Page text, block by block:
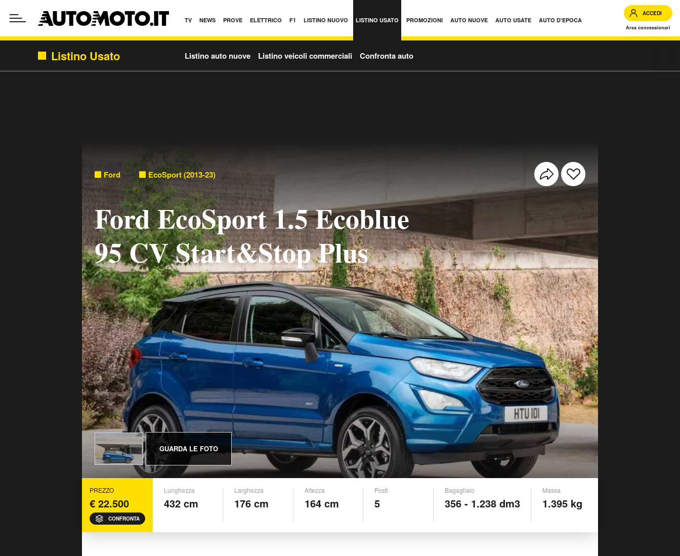
TV NEWS PROVE ELETTRICO F1 LISTINO NUOVO LISTINO USATO PROMOZIONI AUTO NUOVE AUTO USATE AUTO D'EPOCA
ACCEDI
Area concessionari
Listino Usato Listino auto nuove Listino veicoli commerciali Confronta auto
Ford EcoSport (2013-23)
Ford EcoSport 1.5 Ecoblue
95 CV Start&Stop Plus
GUARDA LE FOTO
PREZZO
€ 22.500
CONFRONTA
Lunghezza
432 cm
Larghezza
176 cm
Altezza
164 cm
Posti
5
Bagagliaio
356 - 1.238 dm3
Massa
1.395 kg